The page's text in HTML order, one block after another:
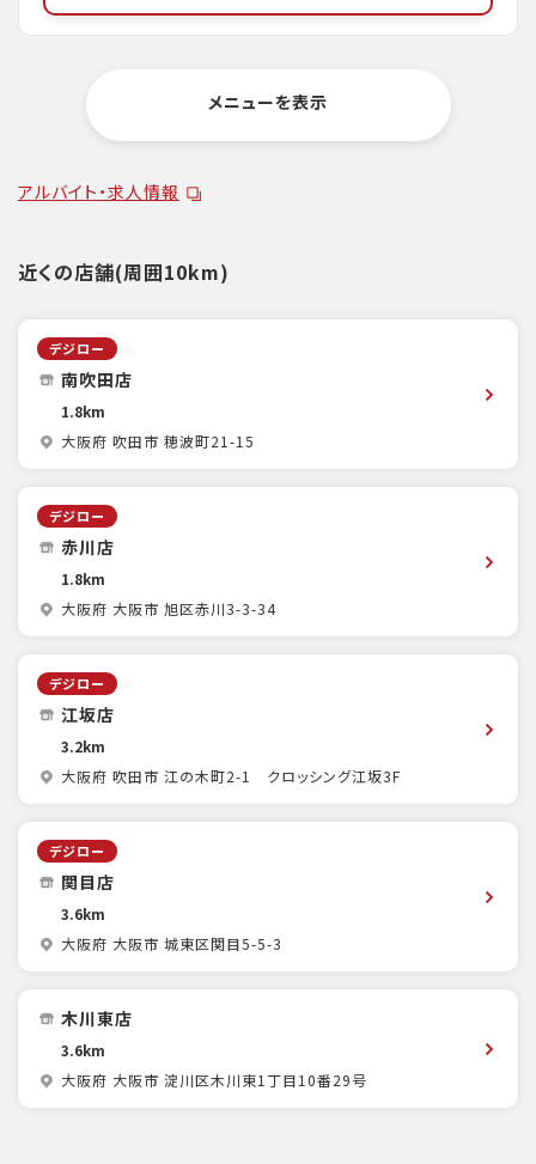
メニューを表示
アルバイト・求人情報
近くの店舗(周囲10km)
デジロー
南吹田店
1.8km
大阪府 吹田市 穂波町21-15
デジロー
赤川店
1.8km
大阪府 大阪市 旭区赤川3-3-34
デジロー
江坂店
3.2km
大阪府 吹田市 江の木町2-1 クロッシング江坂3F
デジロー
関目店
3.6km
大阪府 大阪市 城東区関目5-5-3
木川東店
3.6km
大阪府 大阪市 淀川区木川東1丁目10番29号